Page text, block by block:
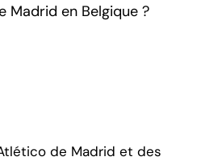
Madrid en Belgique ?
de Madrid et des